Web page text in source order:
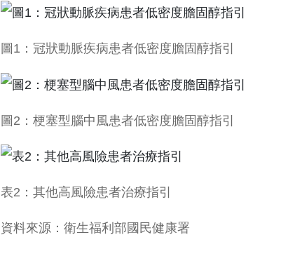
圖1：冠狀動脈疾病患者低密度膽固醇指引
圖2：梗塞型腦中風患者低密度膽固醇指引
表2：其他高風險患者治療指引
資料來源：衛生福利部國民健康署